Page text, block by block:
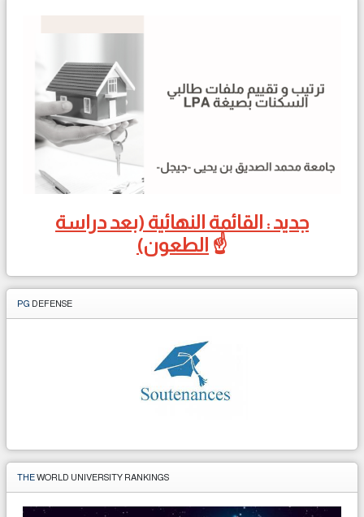
جديد : القائمة النهائية (بعد دراسة
الطعون) ☝️
PG DEFENSE
THEWORLD UNIVERSITY RANKINGS